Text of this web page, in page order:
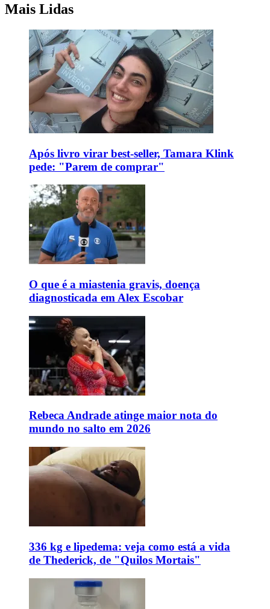
Mais Lidas
Após livro virar best-seller, Tamara Klink
pede: "Parem de comprar"
O que é a miastenia gravis, doença
diagnosticada em Alex Escobar
Rebeca Andrade atinge maior nota do
mundo no salto em 2026
336 kg e lipedema: veja como está a vida
de Thederick, de "Quilos Mortais"